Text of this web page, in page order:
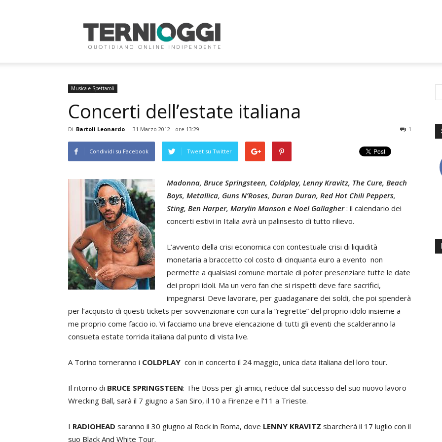
Oggi
Musica e Spettacoli
Concerti dell’estate italiana
Di Bartoli Leonardo - 31 Marzo 2012 - ore 13:29 1
Condividi su Facebook Tweet su Twitter
Madonna, Bruce Springsteen, Coldplay, Lenny Kravitz, The Cure, Beach
Boys, Metallica, Guns N’Roses, Duran Duran, Red Hot Chili Peppers,
Sting, Ben Harper, Marylin Manson e Noel Gallagher: il calendario dei
concerti estivi in Italia avrà un palinsesto di tutto rilievo.
L’avvento della crisi economica con contestuale crisi di liquidità
monetaria a braccetto col costo di cinquanta euro a evento non
permette a qualsiasi comune mortale di poter presenziare tutte le date
dei propri idoli. Ma un vero fan che si rispetti deve fare sacrifici,
impegnarsi. Deve lavorare, per guadaganare dei soldi, che poi spenderà
per l’acquisto di questi tickets per sovvenzionare con cura la “regrette” del proprio idolo insieme a
me proprio come faccio io. Vi facciamo una breve elencazione di tutti gli eventi che scalderanno la
consueta estate torrida italiana dal punto di vista live.
A Torino torneranno i COLDPLAY con in concerto il 24 maggio, unica data italiana del loro tour.
Il ritorno di BRUCE SPRINGSTEEN: The Boss per gli amici, reduce dal successo del suo nuovo lavoro
Wrecking Ball, sarà il 7 giugno a San Siro, il 10 a Firenze e l’11 a Trieste.
I RADIOHEAD saranno il 30 giugno al Rock in Roma, dove LENNY KRAVITZ sbarcherà il 17 luglio con il
suo Black And White Tour.